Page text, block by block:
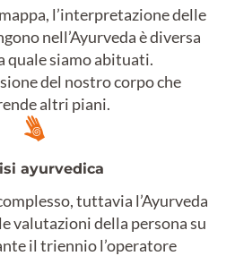
l’interpretazione delle
nell’Ayurveda è diversa
quale siamo abituati.
del nostro corpo che
altri piani.
ayurvedica
tuttavia l’Ayurveda
valutazioni della persona su
il triennio l’operatore